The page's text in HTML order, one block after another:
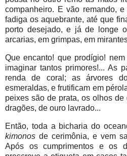
companheiro. E vão remando,
fadiga os aquebrante, até que
porto desejado, e já de longe
arcarias, em grimpas, em
Que encanto! que prodígio!
imaginar tantos primores!... As
renda de coral; as árvores
esmeraldas, e frutificam em
peixes são de prata, os olhos
dragões, de ouro lavrado...
Então, toda a bicharia do
kimonos de cerimônia, e vem
Após os cumprimentos e os